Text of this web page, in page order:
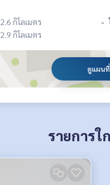
2.6 กิโลเมตร
2.9 กิโลเมตร
ดูแผนที่
รายการใ